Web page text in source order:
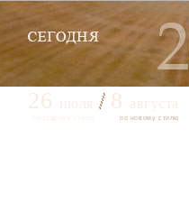
26 июля 8 августа
по старому стилю по новому стилю